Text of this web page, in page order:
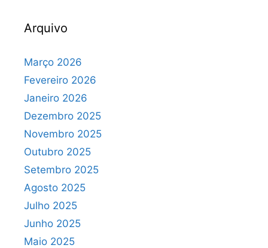
Arquivo
Março 2026
Fevereiro 2026
Janeiro 2026
Dezembro 2025
Novembro 2025
Outubro 2025
Setembro 2025
Agosto 2025
Julho 2025
Junho 2025
Maio 2025